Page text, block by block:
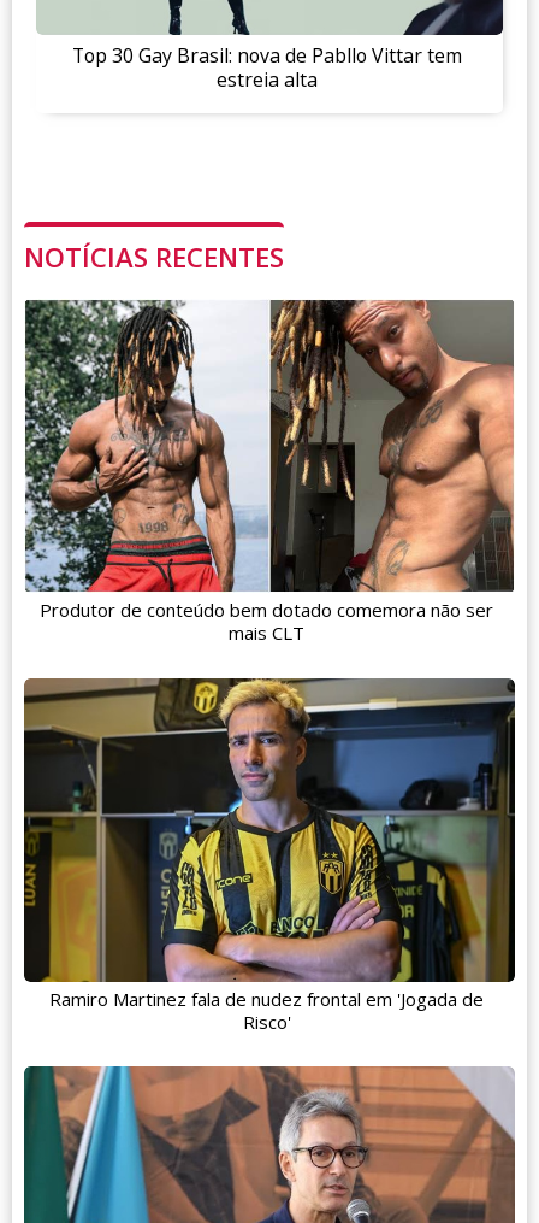
Top 30 Gay Brasil: nova de Pabllo Vittar tem
estreia alta
NOTÍCIAS RECENTES
Produtor de conteúdo bem dotado comemora não ser
mais CLT
Ramiro Martinez fala de nudez frontal em 'Jogada de
Risco'